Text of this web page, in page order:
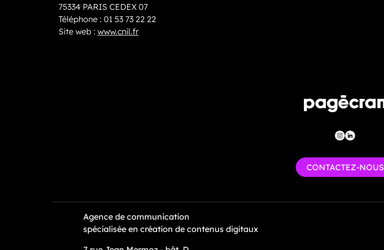
75334 PARIS CEDEX 07
Téléphone : 01 53 73 22 22
Site web : www.cnil.fr
CONTACTEZ-NOUS
Agence de communication
spécialisée en création de contenus digitaux